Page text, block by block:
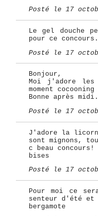
Posté le 17
Le gel douche
pour ce concours.
Posté le 17
Bonjour,
Moi j'adore les
moment
Bonne après midi.
Posté le 17
J'adore la
sont mignons,
c beau concours!
bises
Posté le 17
Pour moi ce
senteur d'été et
bergamote